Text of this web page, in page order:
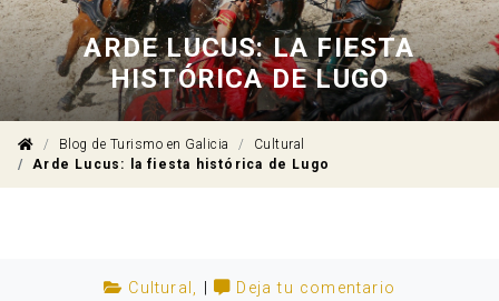
ARDE LUCUS: LA FIESTA
HISTÓRICA DE LUGO
Blog de Turismo en Galicia
Cultural
Arde Lucus: la fiesta histórica de Lugo
Cultural , Deja tu comentario